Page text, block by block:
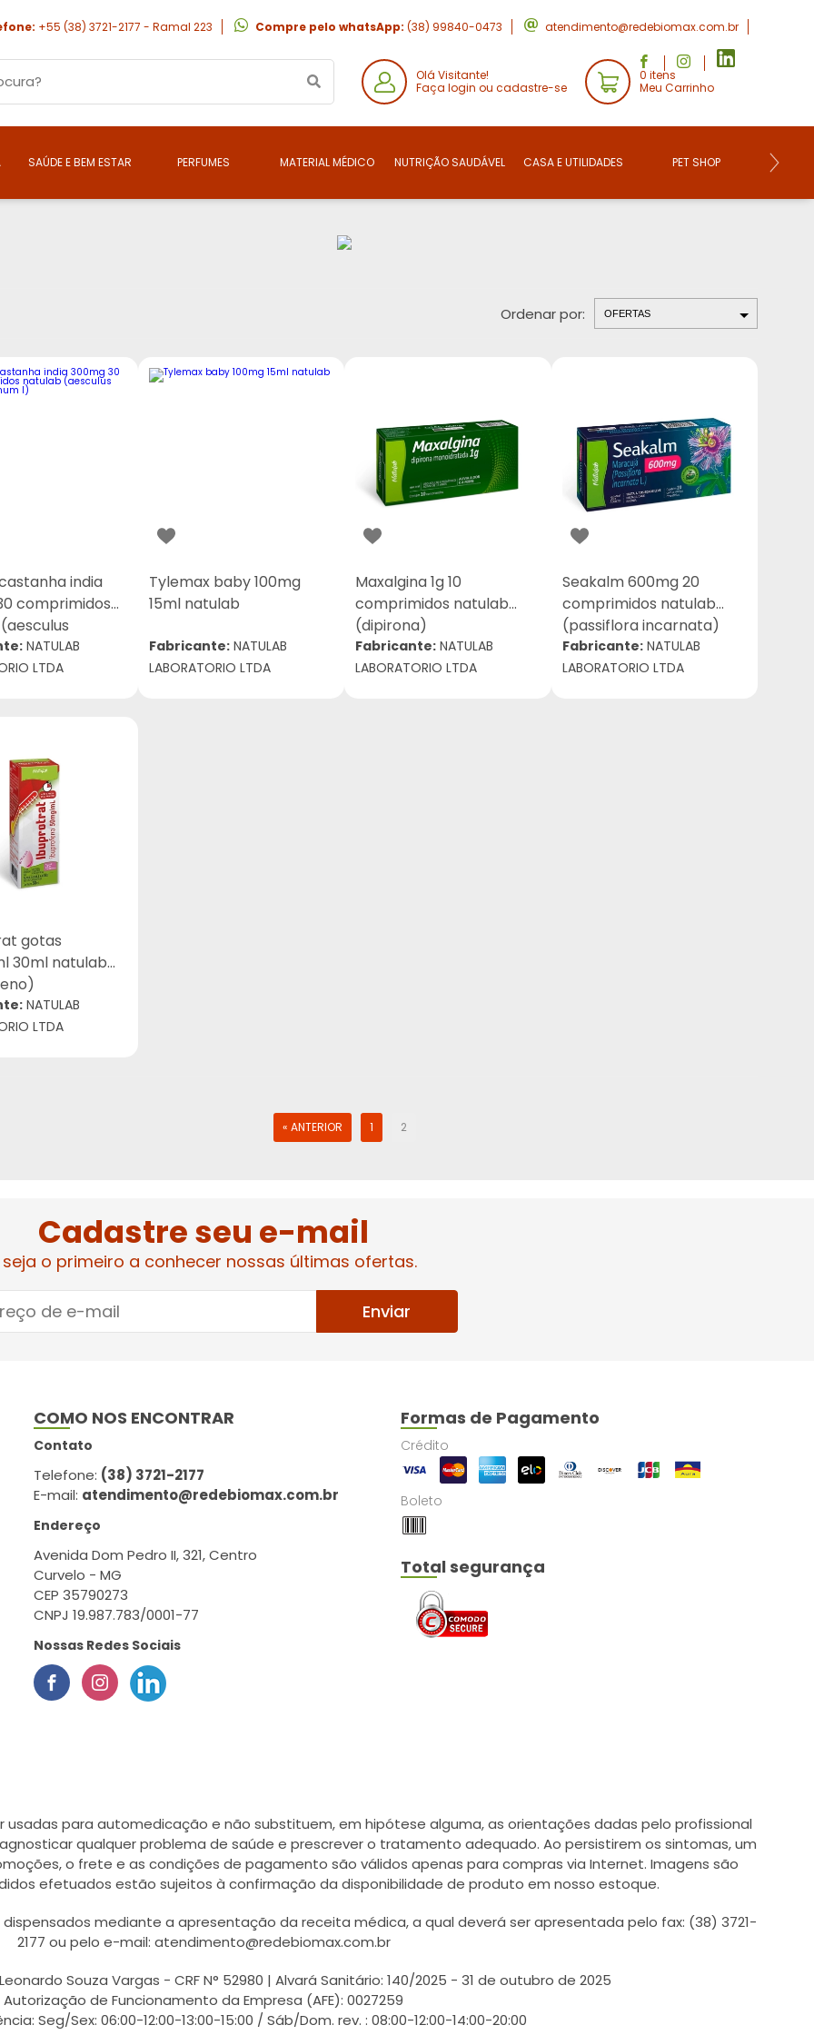
+55 (38) 3721-2177 - Ramal 223 Compre pelo whatsApp: (38) 99840-0473 atendimento@redebiomax.com.br
Olá Visitante!
Faça login ou cadastre-se
0 itens
Meu Carrinho
SAÚDE E BEM ESTAR PERFUMES MATERIAL MÉDICO NUTRIÇÃO SAUDÁVEL CASA E UTILIDADES PET SHOP
Ordenar por:
india
comprimidos
l)
NATULAB
LTDA
Tylemax baby 100mg
15ml natulab
Fabricante:NATULAB
LABORATORIO LTDA
Maxalgina 1g 10
comprimidos natulab
(dipirona)
Fabricante: NATULAB
LABORATORIO LTDA
Seakalm 600mg 20
comprimidos natulab
(passiflora incarnata)
Fabricante:NATULAB
LABORATORIO LTDA
gotas
30ml natulab
NATULAB
LTDA
« ANTERIOR 1 2
Cadastre seu e-mail
seja o primeiro a conhecer nossas últimas ofertas.
Enviar
COMO NOS ENCONTRAR
Contato
Telefone: (38) 3721-2177
E-mail: atendimento@redebiomax.com.br
Endereço
Avenida Dom Pedro II, 321, Centro
Curvelo - MG
CEP 35790273
CNPJ 19.987.783/0001-77
Nossas Redes Sociais
Formas de Pagamento
Crédito
Boleto
Total segurança
para automedicação e não substituem, em hipótese alguma, as orientações dadas pelo profissional
qualquer problema de saúde e prescrever o tratamento adequado. Ao persistirem os sintomas, um
o frete e as condições de pagamento são válidos apenas para compras via Internet. Imagens são
efetuados estão sujeitos à confirmação da disponibilidade de produto em nosso estoque.
mediante a apresentação da receita médica, a qual deverá ser apresentada pelo fax: (38) 3721-
2177 ou pelo e-mail: atendimento@redebiomax.com.br
Leonardo Souza Vargas - CRF N° 52980 | Alvará Sanitário: 140/2025 - 31 de outubro de 2025
Autorização de Funcionamento da Empresa (AFE): 0027259
Seg/Sex: 06:00-12:00-13:00-15:00 / Sáb/Dom. rev. : 08:00-12:00-14:00-20:00